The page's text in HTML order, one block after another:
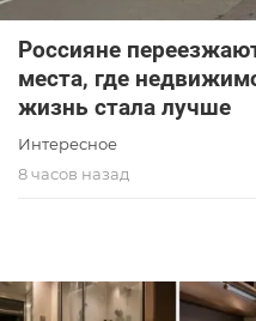
Россияне
места, где
жизнь стала лучше
Интересное
8 часов назад